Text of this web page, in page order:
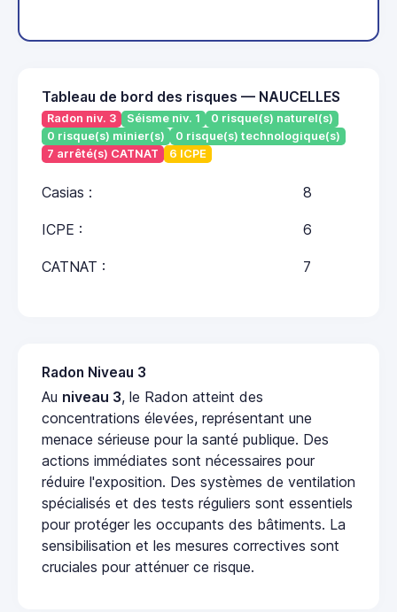
Tableau de bord des risques — NAUCELLES
Radon niv. 3 Séisme niv. 1
0 risque(s) naturel(s)
0 risque(s) minier(s)
0 risque(s) technologique(s)
7 arrêté(s) CATNAT
6 ICPE
Casias : 8
ICPE : 6
CATNAT : 7
Radon Niveau 3
Au niveau 3, le Radon atteint des
concentrations élevées, représentant une
menace sérieuse pour la santé publique. Des
actions immédiates sont nécessaires pour
réduire l'exposition. Des systèmes de ventilation
spécialisés et des tests réguliers sont essentiels
pour protéger les occupants des bâtiments. La
sensibilisation et les mesures correctives sont
cruciales pour atténuer ce risque.